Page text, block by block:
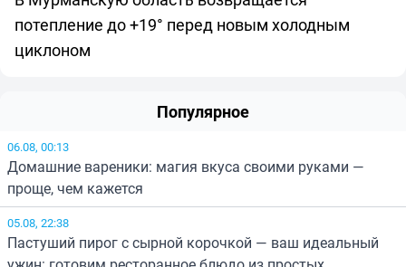
потепление до +19° перед новым холодным
циклоном
Популярное
06.08, 00:13
Домашние вареники: магия вкуса своими руками —
проще, чем кажется
05.08, 22:38
Пастуший пирог с сырной корочкой — ваш идеальный